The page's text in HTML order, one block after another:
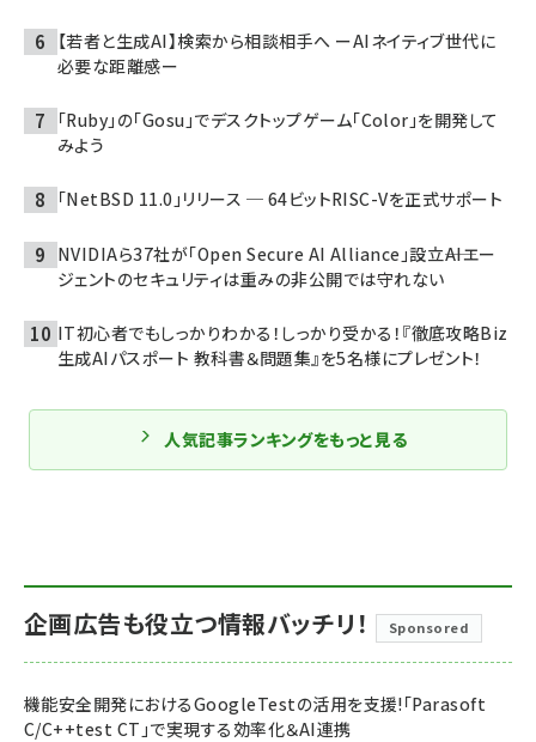
【若者と生成AI】検索から相談相手へ ーAIネイティブ世代に
必要な距離感ー
「Ruby」の「Gosu」でデスクトップゲーム「Color」を開発して
みよう
「NetBSD 11.0」リリース ─ 64ビットRISC-Vを正式サポート
NVIDIAら37社が「Open Secure AI Alliance」設立――AIエー
ジェントのセキュリティは重みの非公開では守れない
IT初心者でもしっかりわかる！しっかり受かる！『徹底攻略Biz
生成AIパスポート 教科書＆問題集』を5名様にプレゼント！
人気記事ランキングをもっと見る
企画広告も役立つ情報バッチリ！ Sponsored
機能安全開発におけるGoogleTestの活用を支援!「Parasoft
C/C++test CT」で実現する効率化＆AI連携